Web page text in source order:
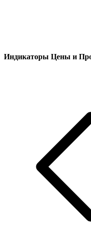
Индикаторы Цены и